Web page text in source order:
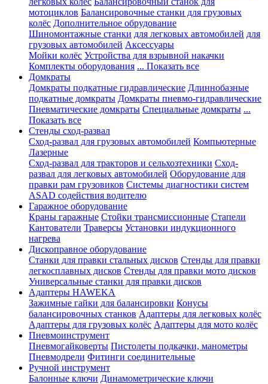
мотоциклов Балансировочные станки для грузовых
колёс Дополнительное обрудование
Шиномонтажные станки для легковых автомобилей для
грузовых автомобилей Аксессуары
Мойки колёс Устройства для взрывной накачки
Комплекты оборудования ... Показать все
Домкраты
Домкраты подкатные гидравлические Длиннобазные
подкатные домкраты Домкраты пневмо-гидравлические
Пневматические домкраты Специальные домкраты ...
Показать все
Стенды сход-развал
Сход-развал для грузовых автомобилей Компьютерные
Лазерные
Сход-развал для тракторов и сельхозтехники Сход-
развал для легковых автомобилей Оборудование для
правки рам грузовиков Системы диагностики систем
ASAD содействия водителю
Гаражное оборудование
Краны гаражные Стойки трансмиссионные Стапели
Кантователи Траверсы Установки индукционного
нагрева
Дископравное оборудование
Станки для правки стальных дисков Стенды для правки
легкосплавных дисков Стенды для правки мото дисков
Универсальные станки для правки дисков
Адаптеры HAWEKA
Зажимные гайки для балансировки Конусы
балансировочных станков Адаптеры для легковых колёс
Адаптеры для грузовых колёс Адаптеры для мото колёс
Пневмоинструмент
Пневмогайковерты Пистолеты подкачки, манометры
Пневмодрели Фитинги соединительные
Ручной инструмент
Балонные ключи Динамометрические ключи